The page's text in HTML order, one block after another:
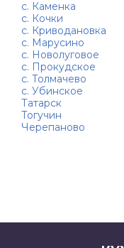
с. Каменка
с. Кочки
с. Криводановка
с. Марусино
с. Новолуговое
с. Прокудское
с. Толмачево
с. Убинское
Татарск
Тогучин
Черепаново